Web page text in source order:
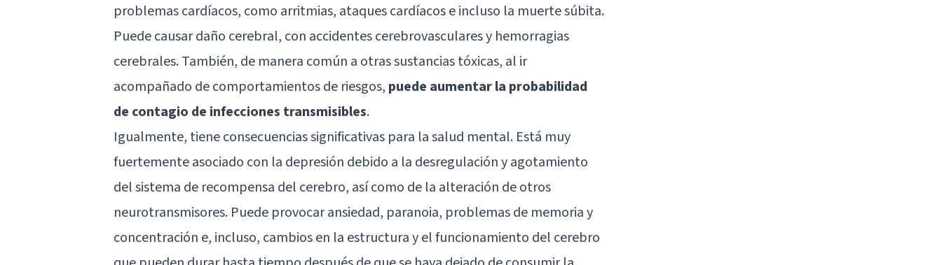
problemas cardíacos, como arritmias, ataques cardíacos e incluso la muerte súbita.
Puede causar daño cerebral, con accidentes cerebrovasculares y hemorragias
cerebrales. También, de manera común a otras sustancias tóxicas, al ir
acompañado de comportamientos de riesgos, puede aumentar la probabilidad
de contagio de infecciones transmisibles.
Igualmente, tiene consecuencias significativas para lasalud mental. Está muy
fuertemente asociado con la depresión debido a la desregulación y agotamiento
del sistema de recompensa del cerebro, así como de la alteración de otros
neurotransmisores. Puede provocar ansiedad, paranoia, problemas de memoria y
concentración e, incluso, cambios en la estructura y el funcionamiento del cerebro